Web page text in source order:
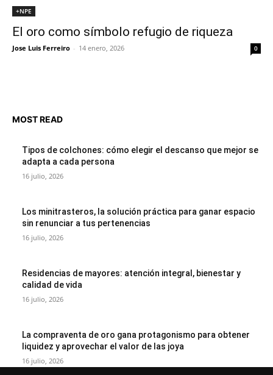
+NPE
El oro como símbolo refugio de riqueza
Jose Luis Ferreiro - 14 enero, 2026 0
MOST READ
Tipos de colchones: cómo elegir el descanso que mejor se
adapta a cada persona
16 julio, 2026
Los minitrasteros, la solución práctica para ganar espacio
sin renunciar a tus pertenencias
16 julio, 2026
Residencias de mayores: atención integral, bienestar y
calidad de vida
16 julio, 2026
La compraventa de oro gana protagonismo para obtener
liquidez y aprovechar el valor de las joya
16 julio, 2026